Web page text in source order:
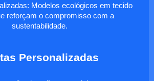
Modelos ecológicos em tecido
reforçam o compromisso com a
sustentabilidade.
Personalizadas